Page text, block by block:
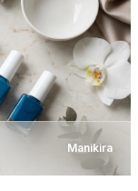
Manikira